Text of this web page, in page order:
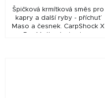
Špičková krmítková směs pro
kapry a další ryby - příchuť
Maso a česnek. CarpShock X